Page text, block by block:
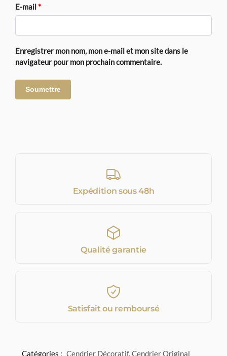
E-mail*
Enregistrer mon nom, mon e-mail et mon site dans le
navigateur pour mon prochain commentaire.
Expédition sous 48h
Qualité garantie
Satisfait ou remboursé
Catégories : Cendrier Décoratif,Cendrier Original